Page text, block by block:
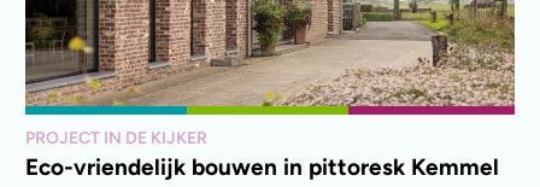
PROJECT IN DE KIJKER
Eco-vriendelijk bouwen in pittoresk Kemmel